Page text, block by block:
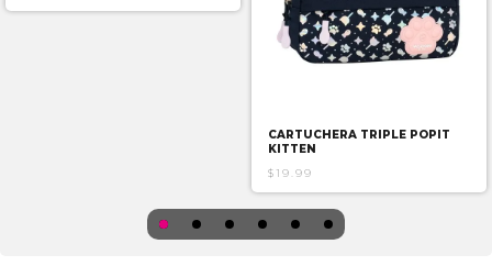
CARTUCHERA TRIPLE POPIT
KITTEN
$19.99